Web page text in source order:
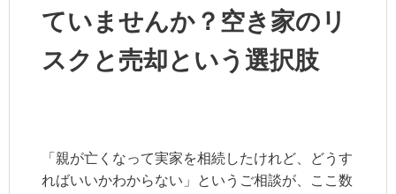
ていませんか？空き家のリ
スクと売却という選択肢
「親が亡くなって実家を相続したけれど、どうす
ればいいかわからない」というご相談が、ここ数